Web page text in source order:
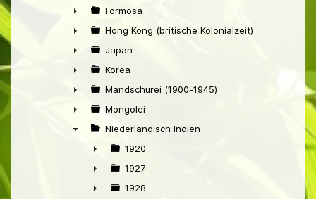
►
►
Formosa
►
Hong Kong (britische Kolonialzeit)
►
Japan
►
Korea
►
Mandschurei (1900-1945)
►
Mongolei
Niederländisch Indien
►
1920
►
1927
1928